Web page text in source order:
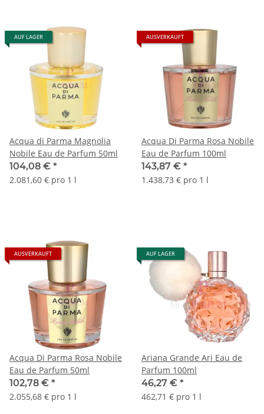
AUF LAGER
Acqua di Parma Magnolia
Nobile Eau de Parfum 50ml
104,08 € *
2.081,60 € pro 1 l
AUSVERKAUFT
Acqua Di Parma Rosa Nobile
Eau de Parfum 100ml
143,87 € *
1.438,73 € pro 1 l
AUSVERKAUFT
Acqua Di Parma Rosa Nobile
Eau de Parfum 50ml
102,78 € *
2.055,68 € pro 1 l
AUF LAGER
Ariana Grande Ari Eau de
Parfum 100ml
46,27 € *
462,71 € pro 1 l